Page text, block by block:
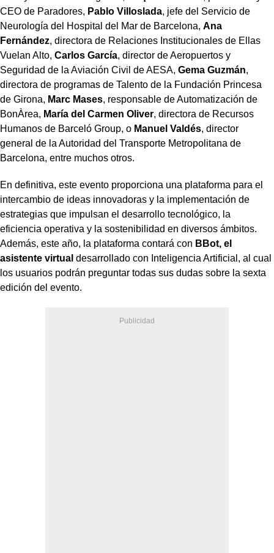
CEO de Paradores, Pablo Villoslada, jefe del Servicio de
Neurología del Hospital del Mar de Barcelona, Ana
Fernández, directora de Relaciones Institucionales de Ellas
Vuelan Alto, Carlos García, director de Aeropuertos y
Seguridad de la Aviación Civil de AESA, Gema Guzmán,
directora de programas de Talento de la Fundación Princesa
de Girona, Marc Mases, responsable de Automatización de
BonÀrea, María del Carmen Oliver, directora de Recursos
Humanos de Barceló Group, o Manuel Valdés, director
general de la Autoridad del Transporte Metropolitana de
Barcelona, entre muchos otros.
En definitiva, este evento proporciona una plataforma para el
intercambio de ideas innovadoras y la implementación de
estrategias que impulsan el desarrollo tecnológico, la
eficiencia operativa y la sostenibilidad en diversos ámbitos.
Además, este año, la plataforma contará con BBot, el
asistente virtual desarrollado con Inteligencia Artificial, al cual
los usuarios podrán preguntar todas sus dudas sobre la sexta
edición del evento.